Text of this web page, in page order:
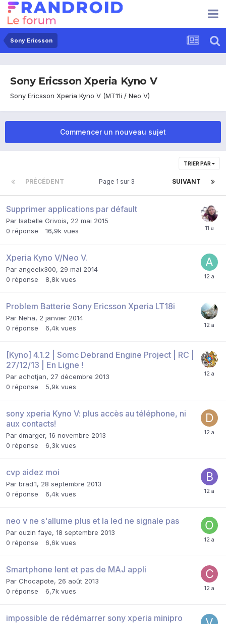
Sony Ericsson
Sony Ericsson Xperia Kyno V
Sony Ericsson Xperia Kyno V (MT11i / Neo V)
Commencer un nouveau sujet
TRIER PAR
PRÉCÉDENT SUIVANT
Page 1 sur 3
Supprimer applications par défault
Par Isabelle Grivois, 22 mai 2015
0 réponse 16,9k vues
Xperia Kyno V/Neo V.
Par angeelx300, 29 mai 2014
0 réponse 8,8k vues
Problem Batterie Sony Ericsson Xperia LT18i
Par Neha, 2 janvier 2014
0 réponse 6,4k vues
[Kyno] 4.1.2 | Somc Debrand Engine Project | RC |
27/12/13 | En Ligne !
Par achotjan, 27 décembre 2013
0 réponse 5,9k vues
sony xperia Kyno V: plus accès au téléphone, ni
aux contacts!
Par dmarger, 16 novembre 2013
0 réponse 6,3k vues
cvp aidez moi
Par brad.1, 28 septembre 2013
0 réponse 6,4k vues
neo v ne s'allume plus et la led ne signale pas
Par ouzin faye, 18 septembre 2013
0 réponse 6,6k vues
Smartphone lent et pas de MAJ appli
Par Chocapote, 26 août 2013
0 réponse 6,7k vues
impossible de rédémarrer sony xperia minipro